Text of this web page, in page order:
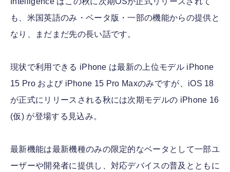
も、米国英語のみ・ベータ版・一部の機能からの提供と
なり、まだまだ先の長い話です。
現状で利用できる iPhone は最新の上位モデル iPhone
15 Pro および iPhone 15 Pro Maxのみですが、iOS 18
が正式にリリースされる秋には次期モデルの iPhone 16
(仮) が登場する見込み。
最新機能は最新機種のみの限定的なベータとして一部ユ
ーザーや開発者に提供し、対応デバイスの普及とともに